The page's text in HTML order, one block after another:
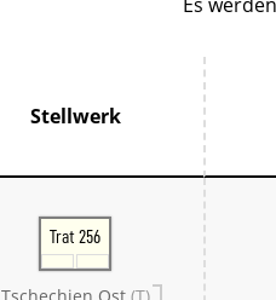
Es
Stellwerk
Trat 256